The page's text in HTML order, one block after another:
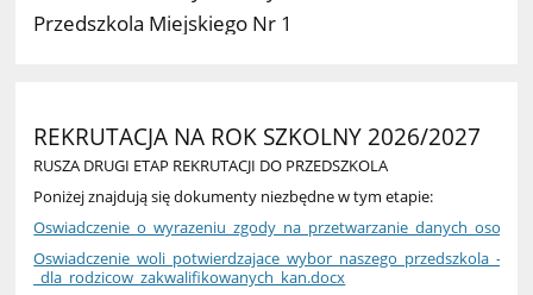
Przedszkola Miejskiego Nr 1
REKRUTACJA NA ROK SZKOLNY 2026/2027
RUSZA DRUGI ETAP REKRUTACJI DO PRZEDSZKOLA
Poniżej znajdują się dokumenty niezbędne w tym etapie:
Oswiadczenie_woli_potwierdzajace_wybor_naszego_przedszkola_-
_dla_rodzicow_zakwalifikowanych_kan.docx